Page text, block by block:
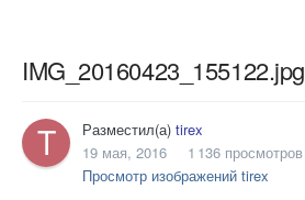
IMG_20160423_155122.jpg
Разместил(а) tirex
19 мая, 2016
1 136 просмотров
Просмотр изображений tirex